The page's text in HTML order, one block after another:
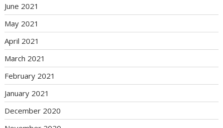
June 2021
May 2021
April 2021
March 2021
February 2021
January 2021
December 2020